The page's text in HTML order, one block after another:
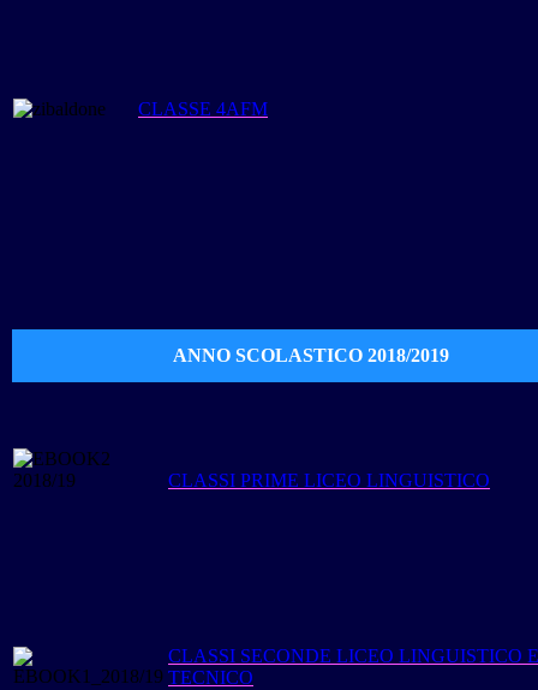
CLASSE 4AFM
ANNO SCOLASTICO 2018/2019
CLASSI PRIME LICEO LINGUISTICO
CLASSI SECONDE LICEO LINGUISTICO E
TECNICO